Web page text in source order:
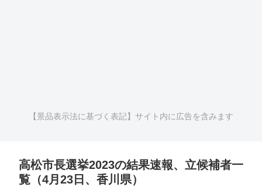
【景品表示法に基づく表記】サイト内に広告を含みます
高松市長選挙2023の結果速報、立候補者一
覧（4月23日、香川県）